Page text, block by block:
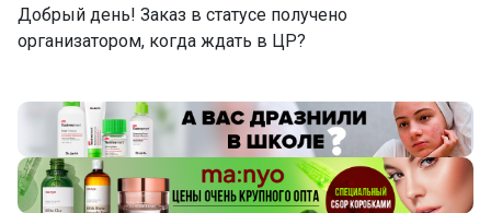
Добрый день! Заказ в статусе получено
организатором, когда ждать в ЦР?